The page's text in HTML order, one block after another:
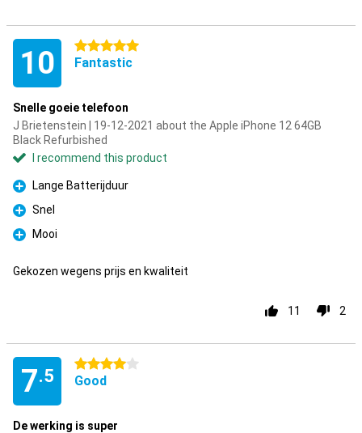
10 5 stars
Fantastic
Snelle goeie telefoon
J Brietenstein | 19-12-2021 about the Apple iPhone 12 64GB
Black Refurbished
I recommend this product
Pro
Lange Batterijduur
Pro
Snel
Pro
Mooi
Gekozen wegens prijs en kwaliteit
11 2
7.5
4 stars
Good
De werking is super